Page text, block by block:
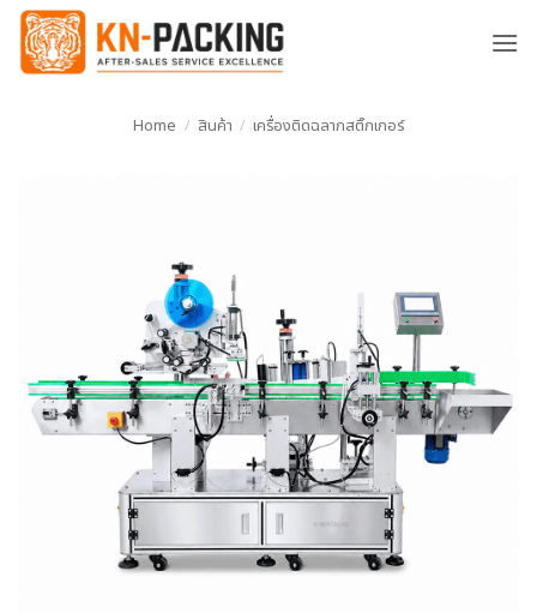
ข้าม
ยัง
Home / สินค้า / เครื่องติดฉลากสติ๊กเกอร์